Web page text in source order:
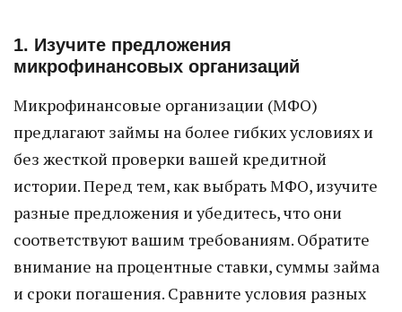
1. Изучите предложения
микрофинансовых организаций
Микрофинансовые организации (МФО)
предлагают займы на более гибких условиях и
без жесткой проверки вашей кредитной
истории. Перед тем, как выбрать МФО, изучите
разные предложения и убедитесь, что они
соответствуют вашим требованиям. Обратите
внимание на процентные ставки, суммы займа
и сроки погашения. Сравните условия разных